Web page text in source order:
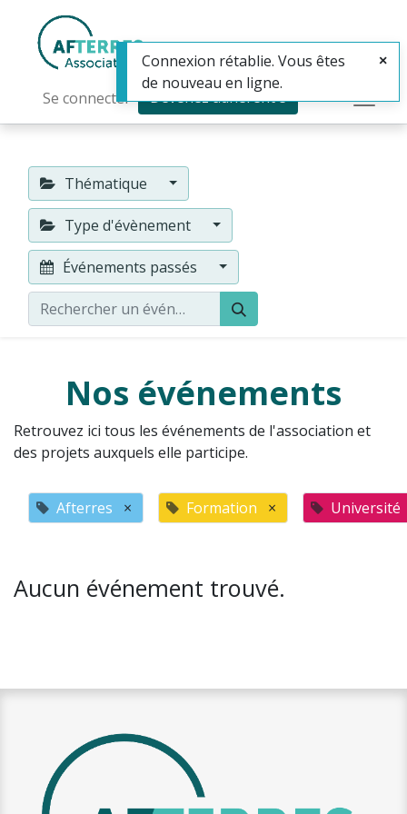
Se connecter Devenez adhérent·e
Thématique
Type d'évènement
Événements passés
Nos événements
Retrouvez ici tous les événements de l'association et
des projets auxquels elle participe.
Afterres × Formation × Université
Aucun événement trouvé.
Connexion rétablie. Vous êtes
de nouveau en ligne.